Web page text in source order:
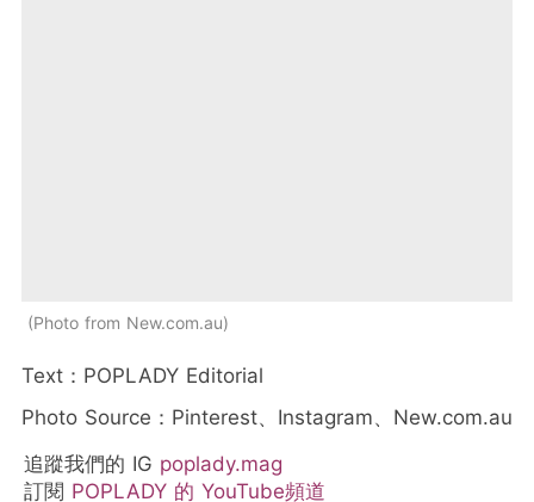
Photo from New.com.au
Text：POPLADY Editorial
Photo Source：Pinterest、Instagram、New.com.au
追蹤我們的 IG poplady.mag
訂閱 POPLADY 的 YouTube頻道